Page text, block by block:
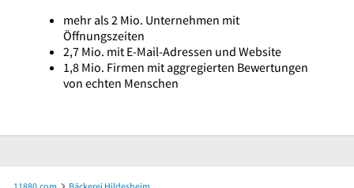
mehr als 2 Mio. Unternehmen mit
Öffnungszeiten
2,7 Mio. mit E-Mail-Adressen und Website
1,8 Mio. Firmen mit aggregierten Bewertungen
von echten Menschen